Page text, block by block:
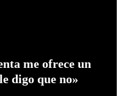
me ofrece un
digo que no»